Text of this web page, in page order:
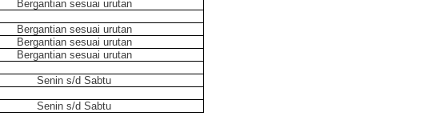
Bergantian sesuai urutan
Bergantian sesuai urutan
Bergantian sesuai urutan
Bergantian sesuai urutan
Senin s/d Sabtu
Senin s/d Sabtu